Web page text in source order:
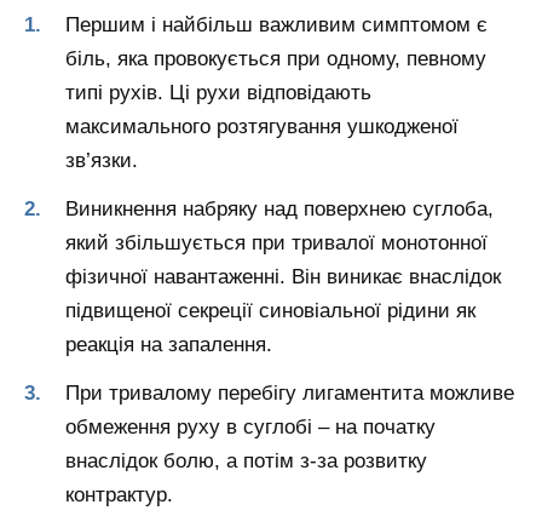
Першим і найбільш важливим симптомом є
біль, яка провокується при одному, певному
типі рухів. Ці рухи відповідають
максимального розтягування ушкодженої
зв’язки.
Виникнення набряку над поверхнею суглоба,
який збільшується при тривалої монотонної
фізичної навантаженні. Він виникає внаслідок
підвищеної секреції синовіальної рідини як
реакція на запалення.
При тривалому перебігу лигаментита можливе
обмеження руху в суглобі – на початку
внаслідок болю, а потім з-за розвитку
контрактур.